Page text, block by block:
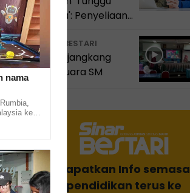
Sahaja': Penyeliaan
itu satu amanah
VIDEO BESTARI
SMK Sijangkang
Jaya juara SM
Dapatkan Info semasa
pendidikan terus ke
nama
ke